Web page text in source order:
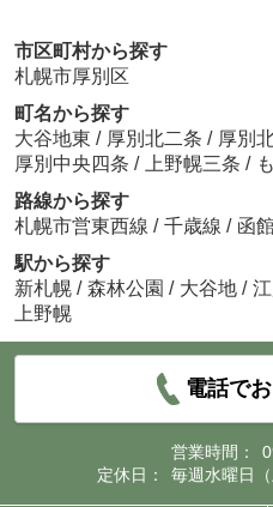
市区町村から探す
札幌市厚別区
町名から探す
大谷地東 / 厚別北二条 / 厚別
厚別中央四条 / 上野幌三条 /
路線から探す
札幌市営東西線 / 千歳線 / 函
駅から探す
新札幌 / 森林公園 / 大谷地 / 江
上野幌
電話で
営業時間：
定休日：
毎週水曜日